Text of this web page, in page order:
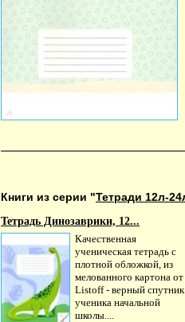
Книги из серии "Тетради 12л-
Тетрадь Динозаврики, 12...
Качественная
ученическая тетрадь с
плотной обложкой, из
мелованного картона от
Listoff - верный спутник
ученика начальной
школы....